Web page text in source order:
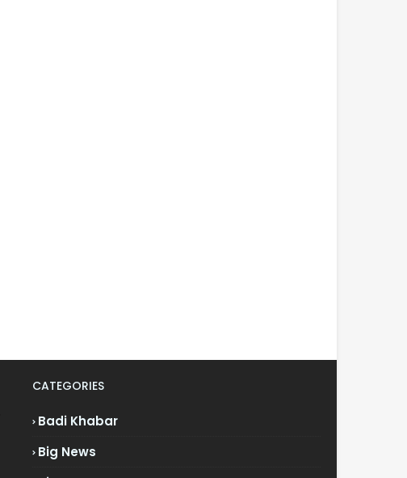
CATEGORIES
Badi Khabar
Big News